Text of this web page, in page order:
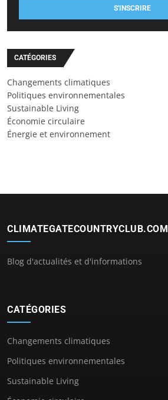
S'INSCRIRE
CATÉGORIES
Changements climatiques
Politiques environnementales
Sustainable Living
Économie circulaire
Énergie et environnement
CLIMATEGATECOUNTRYCLUB.COM
Blog d'actualités et d'informations
CATÉGORIES
Changements climatiques
Politiques environnementales
Sustainable Living